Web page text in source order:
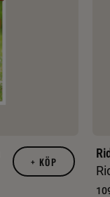
+ KÖP